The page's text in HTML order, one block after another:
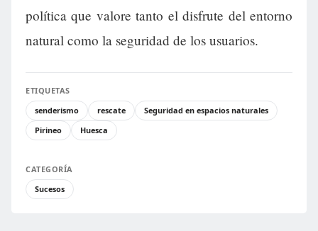
política que valore tanto el disfrute del entorno
natural como la seguridad de los usuarios.
ETIQUETAS
senderismo
rescate
Seguridad en espacios naturales
Pirineo
Huesca
CATEGORÍA
Sucesos